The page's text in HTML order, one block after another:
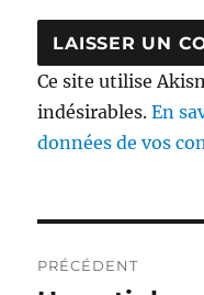
Ce site utilise
indésirables.En
données de vos
PRÉCÉDENT